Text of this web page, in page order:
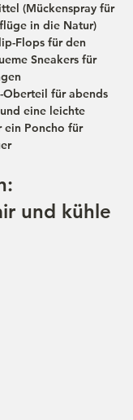
(Mückenspray für
in die Natur)
Flops für den
Sneakers für
Oberteil für abends
und eine leichte
ein Poncho für
und kühle